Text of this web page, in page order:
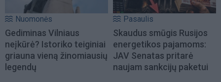
Nuomonės
Gediminas Vilniaus
neįkūrė? Istoriko teiginiai
griauna vieną žinomiausių
legendų
Pasaulis
Skaudus smūgis Rusijos
energetikos pajamoms:
JAV Senatas pritarė
naujam sankcijų paketui